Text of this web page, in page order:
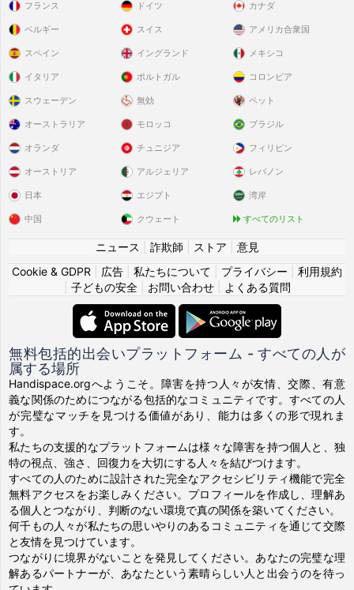
フランス
ベルギー
スペイン
イタリア
スウェーデン
ドイツ
スイス
イングランド
ポルトガル
無効
カナダ
アメリカ合衆国
メキシコ
コロンビア
ペット
オーストラリア
オランダ
オーストリア
日本
中国
モロッコ
チュニジア
アルジェリア
エジプト
クウェート
ブラジル
フィリピン
レバノン
湾岸
すべてのリスト
ニュース 詐欺師 ストア
意見
Cookie & GDPR
広告 私たちについて プライバシー
利用規約
子どもの安全| お問い合わせ| よくある質問
無料包括的出会いプラットフォーム - すべての人が
属する場所
Handispace.orgへようこそ。障害を持つ人々が友情、交際、有意
義な関係のためにつながる包括的なコミュニティです。すべての人
が完璧なマッチを見つける価値があり、能力は多くの形で現れま
す。
私たちの支援的なプラットフォームは様々な障害を持つ個人と、独
特の視点、強さ、回復力を大切にする人々を結びつけます。
すべての人のために設計された完全なアクセシビリティ機能で完全
無料アクセスをお楽しみください。プロフィールを作成し、理解あ
る個人とつながり、判断のない環境で真の関係を築いてください。
何千もの人々が私たちの思いやりのあるコミュニティを通じて交際
と友情を見つけています。
つながりに境界がないことを発見してください。あなたの完璧な理
解あるパートナーが、あなたという素晴らしい人と出会うのを待っ